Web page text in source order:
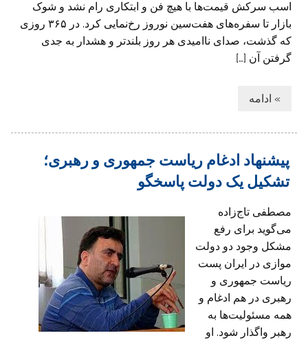
اسب سرکش قیمت‌ها با هیچ فن و ابتکاری رام نشد و شوک
بازار تا سفره‌های هفت‌سین نوروز رخ‌نمایی کرد. در ۳۶۵ روزی
که گذشت، صدای ناامیدی هر روز بلندتر و هشدار به جدی
گرفتن آن […]
» ادامه
پیشنهاد ادغام ریاست جمهوری و رهبری؛
تشکیل یک دولت پاسخگو
مصطفی تاج‌زاده
‌می‌گوید برای رفع
مشکل وجود دو دولت
موازی در ایران پست
ریاست جمهوری و
رهبری در هم ادغام و
همه مسئولیت‌ها به
رهبر واگذار شود. او